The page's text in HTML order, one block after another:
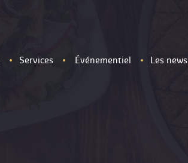
Services Événementiel Les news